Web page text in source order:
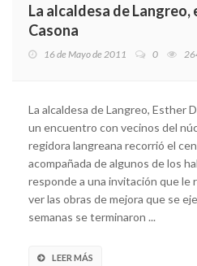
La alcaldesa de Langreo,
Casona
16 de Mayo de 2011 0
La alcaldesa de Langreo, Esther
un encuentro con vecinos del
regidora langreana recorrió el
acompañada de algunos de los
responde a una invitación que le
ver las obras de mejora que se
semanas se terminaron ...
LEER MÁS